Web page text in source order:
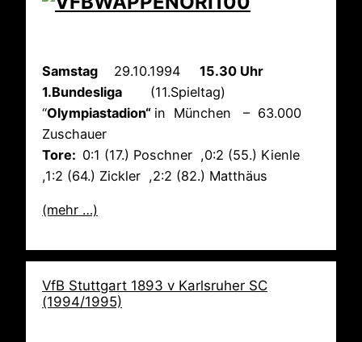
Samstag 29.10.1994
15.30 Uhr
1.Bundesliga (11.Spieltag)
“Olympiastadion“ in München – 63.000
Zuschauer
Tore: 0:1 (17.) Poschner ,0:2 (55.) Kienle
,1:2 (64.) Zickler ,2:2 (82.) Matthäus
(mehr …)
VfB Stuttgart 1893 v Karlsruher SC
(1994/1995)